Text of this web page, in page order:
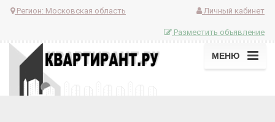
Регион: Московская область Личный кабинет
Разместить объявление
МЕНЮ